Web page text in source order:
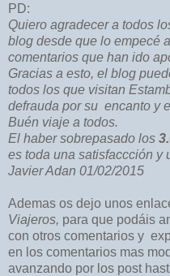
PD:
Quiero agradecer a todos
blog desde que lo empecé
comentarios que han ido
Gracias a esto, el blog
todos los que visitan
defrauda por su encanto y
Buén viaje a todos.
El haber sobrepasado los
es toda una satisfaccción y
Javier Adan 01/02/2015
Ademas os dejo unos
Viajeros, para que podáis
con otros comentarios y
en los comentarios mas
avanzando por los post